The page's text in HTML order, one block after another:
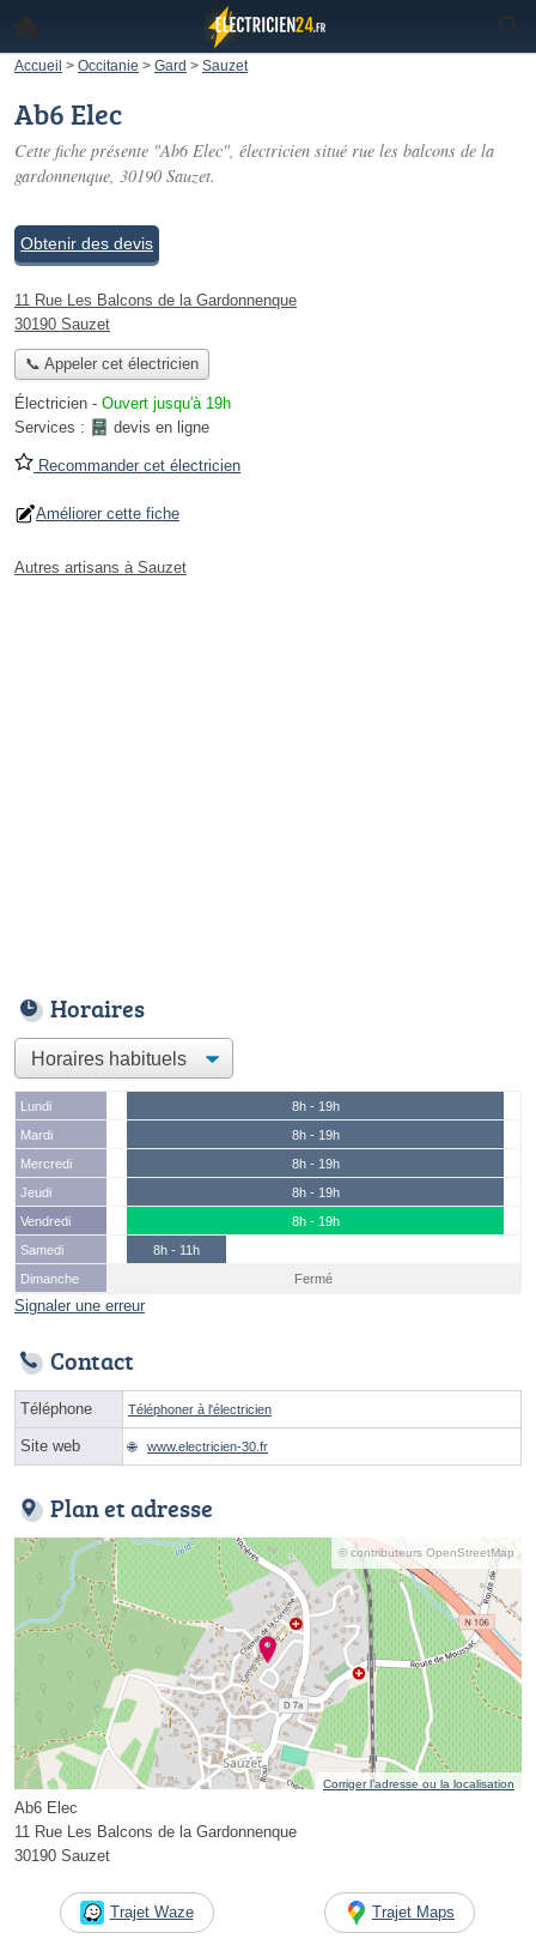
Accueil > Occitanie > Gard > Sauzet
Ab6 Elec
Cette fiche présente "Ab6 Elec", électricien situé rue les balcons de la
gardonnenque, 30190 Sauzet.
Obtenir des devis
11 Rue Les Balcons de la Gardonnenque
30190 Sauzet
📞 Appeler cet électricien
Électricien - Ouvert jusqu'à 19h
Services :
devis en ligne
Recommander cet électricien
Améliorer cette fiche
Autres artisans à Sauzet
Horaires
Lundi
8h - 19h
Mardi
8h - 19h
Mercredi
8h - 19h
Jeudi
8h - 19h
Vendredi
8h - 19h
Samedi
8h - 11h
Dimanche
Fermé
Signaler une erreur
Contact
Téléphone Téléphoner à l'électricien
Site web www.electricien-30.fr
Plan et adresse
© contributeurs OpenStreetMap
Corriger l’adresse ou la localisation
Ab6 Elec
11 Rue Les Balcons de la Gardonnenque
30190 Sauzet
Trajet Waze Trajet Maps